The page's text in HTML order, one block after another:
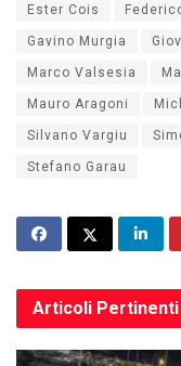
Ester Cois
Gavino Murgia
Marco Valsesia
Mauro Aragoni
Silvano Vargiu
Stefano Garau
Articoli Pertinenti